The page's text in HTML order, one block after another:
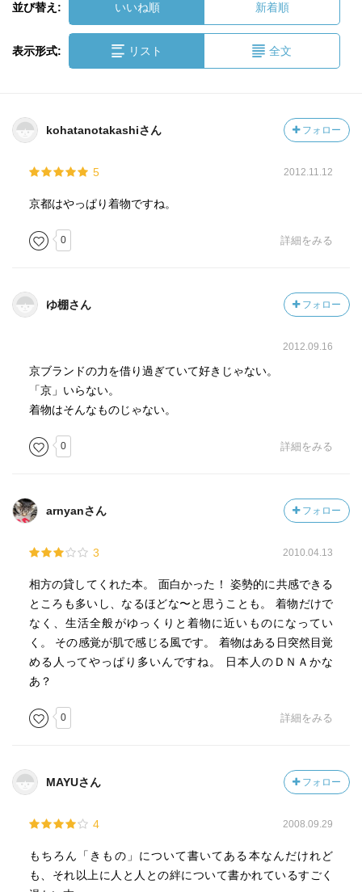
並び替え: いいね順 新着順
表示形式: リスト 全文
kohatanotakashiさん フォロー
5 2012.11.12
京都はやっぱり着物ですね。
0 詳細をみる
ゆ棚さん フォロー
2012.09.16
京ブランドの力を借り過ぎていて好きじゃない。
「京」いらない。
着物はそんなものじゃない。
0 詳細をみる
arnyanさん フォロー
3 2010.04.13
相方の貸してくれた本。 面白かった！ 姿勢的に共感できる
ところも多いし、なるほどな〜と思うことも。 着物だけで
なく、生活全般がゆっくりと着物に近いものになってい
く。 その感覚が肌で感じる風です。 着物はある日突然目覚
める人ってやっぱり多いんですね。 日本人のＤＮＡかな
あ？
0 詳細をみる
MAYUさん フォロー
4 2008.09.29
もちろん「きもの」について書いてある本なんだけれど
も、それ以上に人と人との絆について書かれているすごく